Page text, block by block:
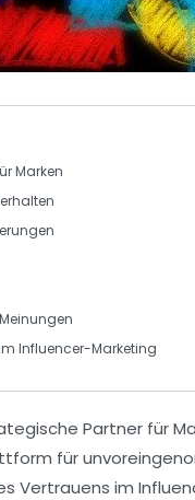
Marken
Influencer-Marketing
Partner für
für
Vertrauens im